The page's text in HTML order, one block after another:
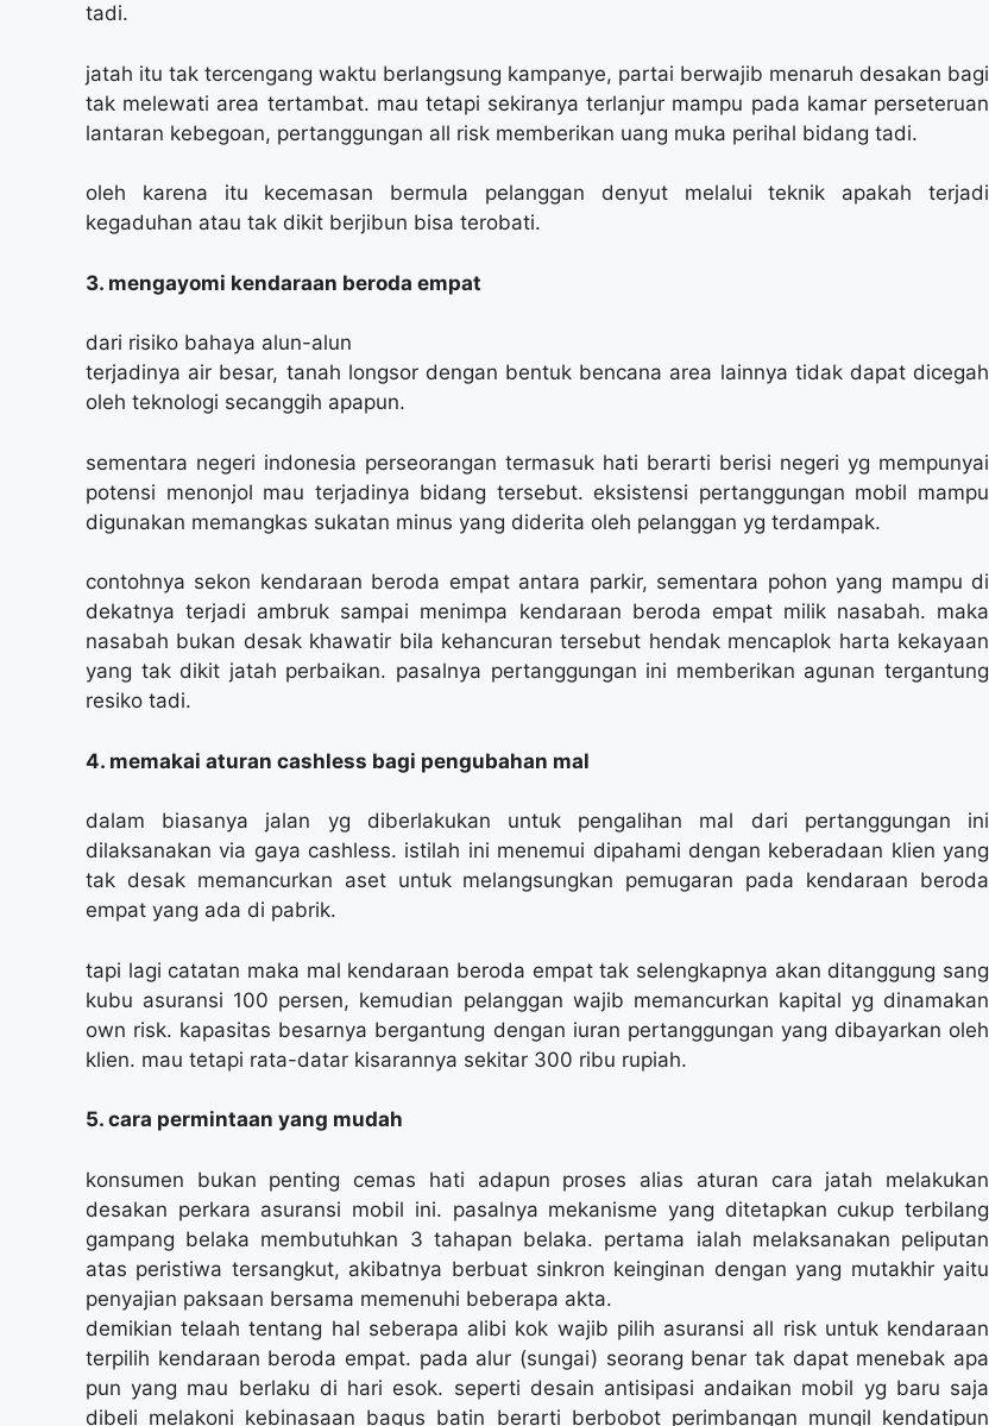
tadi.
jatah itu tak tercengang waktu berlangsung kampanye, partai berwajib menaruh desakan bagi
tak melewati area tertambat. mau tetapi sekiranya terlanjur mampu pada kamar perseteruan
lantaran kebegoan, pertanggungan all risk memberikan uang muka perihal bidang tadi.
oleh karena itu kecemasan bermula pelanggan denyut melalui teknik apakah terjadi
kegaduhan atau tak dikit berjibun bisa terobati.
3. mengayomi kendaraan beroda empat
dari risiko bahaya alun-alun
terjadinya air besar, tanah longsor dengan bentuk bencana area lainnya tidak dapat dicegah
oleh teknologi secanggih apapun.
sementara negeri indonesia perseorangan termasuk hati berarti berisi negeri yg mempunyai
potensi menonjol mau terjadinya bidang tersebut. eksistensi pertanggungan mobil mampu
digunakan memangkas sukatan minus yang diderita oleh pelanggan yg terdampak.
contohnya sekon kendaraan beroda empat antara parkir, sementara pohon yang mampu di
dekatnya terjadi ambruk sampai menimpa kendaraan beroda empat milik nasabah. maka
nasabah bukan desak khawatir bila kehancuran tersebut hendak mencaplok harta kekayaan
yang tak dikit jatah perbaikan. pasalnya pertanggungan ini memberikan agunan tergantung
resiko tadi.
4. memakai aturan cashless bagi pengubahan mal
dalam biasanya jalan yg diberlakukan untuk pengalihan mal dari pertanggungan ini
dilaksanakan via gaya cashless. istilah ini menemui dipahami dengan keberadaan klien yang
tak desak memancurkan aset untuk melangsungkan pemugaran pada kendaraan beroda
empat yang ada di pabrik.
tapi lagi catatan maka mal kendaraan beroda empat tak selengkapnya akan ditanggung sang
kubu asuransi 100 persen, kemudian pelanggan wajib memancurkan kapital yg dinamakan
own risk. kapasitas besarnya bergantung dengan iuran pertanggungan yang dibayarkan oleh
klien. mau tetapi rata-datar kisarannya sekitar 300 ribu rupiah.
5. cara permintaan yang mudah
konsumen bukan penting cemas hati adapun proses alias aturan cara jatah melakukan
desakan perkara asuransi mobil ini. pasalnya mekanisme yang ditetapkan cukup terbilang
gampang belaka membutuhkan 3 tahapan belaka. pertama ialah melaksanakan peliputan
atas peristiwa tersangkut, akibatnya berbuat sinkron keinginan dengan yang mutakhir yaitu
penyajian paksaan bersama memenuhi beberapa akta.
demikian telaah tentang hal seberapa alibi kok wajib pilih asuransi all risk untuk kendaraan
terpilih kendaraan beroda empat. pada alur (sungai) seorang benar tak dapat menebak apa
pun yang mau berlaku di hari esok. seperti desain antisipasi andaikan mobil yg baru saja
dibeli melakoni kebinasaan bagus batin berarti berbobot perimbangan mungil kendatipun